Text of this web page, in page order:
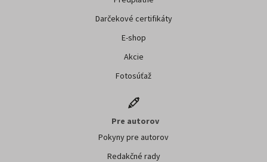
Darčekové certifikáty
E-shop
Akcie
Fotosúťaž
Pre autorov
Pokyny pre autorov
Redakčné rady